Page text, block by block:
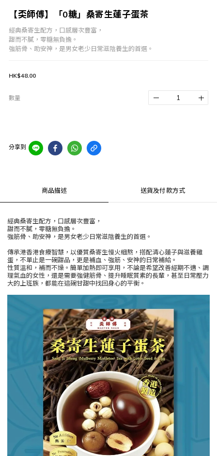
【奀師傅】「0糖」桑寄生蓮子蛋茶
經典桑寄生配方，口感層次豐富，
甜而不膩，零糖無負擔。
強筋骨、助安神，是男女老少日常滋陰養生的首選。
HK$48.00
數量
分享到
商品描述 送貨及付款方式
經典桑寄生配方，口感層次豐富，
甜而不膩，零糖無負擔。
強筋骨、助安神，是男女老少日常滋陰養生的首選。
傳承港香港食療智慧，以優質桑寄生慢火細熬，搭配清心蓮子與滋養雞
蛋，不單止是一碗甜品，更是補血、強筋、安神的日常補給。
性質溫和，補而不燥。簡單加熱即可享用，不論是希望改善經期不適、調
理氣血的女性，還是需要強健筋骨、提升睡眠質素的長輩，甚至日常壓力
大的上班族，都能在這碗甘甜中找回身心的平衡。